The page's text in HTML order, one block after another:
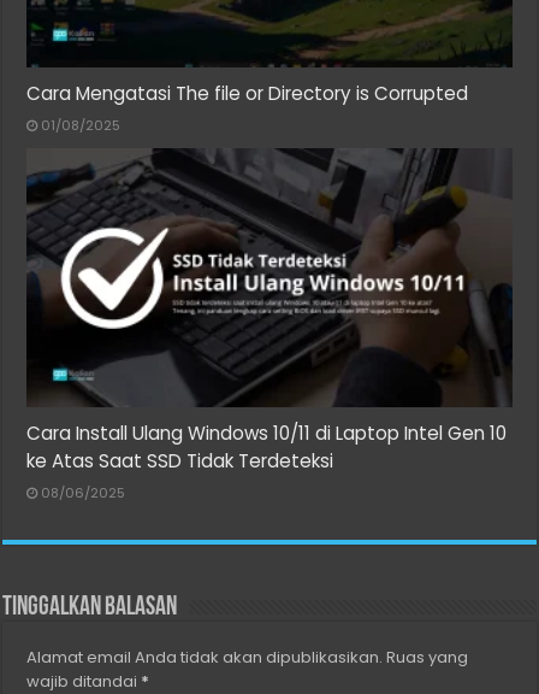
Cara Mengatasi The file or Directory is Corrupted
01/08/2025
Cara Install Ulang Windows 10/11 di Laptop Intel Gen 10
ke Atas Saat SSD Tidak Terdeteksi
08/06/2025
Tinggalkan Balasan
Alamat email Anda tidak akan dipublikasikan. Ruas yang
wajib ditandai *